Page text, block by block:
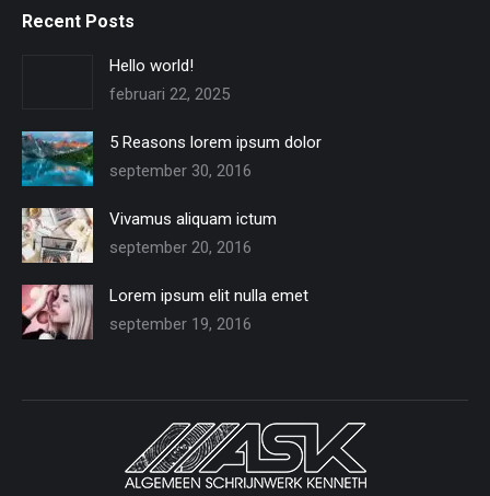
Recent Posts
Hello world!
februari 22, 2025
5 Reasons lorem ipsum dolor
september 30, 2016
Vivamus aliquam ictum
september 20, 2016
Lorem ipsum elit nulla emet
september 19, 2016